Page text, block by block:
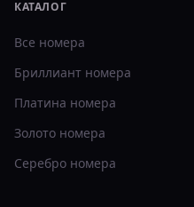
КАТАЛОГ
Все номера
Бриллиант номера
Платина номера
Золото номера
Серебро номера